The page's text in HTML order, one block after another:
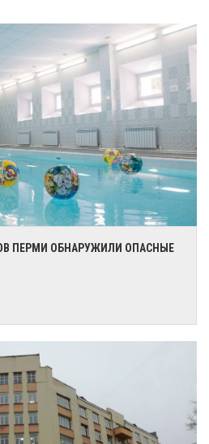
ПЕРМИ ОБНАРУЖИЛИ ОПАСНЫЕ